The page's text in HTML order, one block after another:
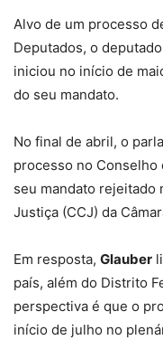
Alvo de um processo
Deputados, o
iniciou no início de
do seu mandato.
No final de abril, o
processo no Conselho
seu mandato rejeitado
Justiça (CCJ) da
Em resposta, Glauber
país, além do Distrito
perspectiva é que o
início de julho no